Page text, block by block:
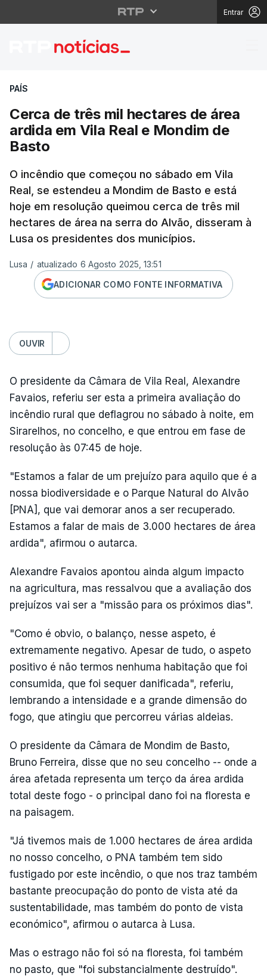
Entrar
Cerca de três mil
PAÍS
Cerca de três mil hectares de área
ardida em Vila Real e Mondim de
Basto
O incêndio que começou no sábado em Vila
Real, se estendeu a Mondim de Basto e está
hoje em resolução queimou cerca de três mil
hectares de área na serra do Alvão, disseram à
Lusa os presidentes dos municípios.
Lusa / atualizado 6 Agosto 2025, 13:51
ADICIONAR COMO FONTE INFORMATIVA
OUVIR
O presidente da Câmara de Vila Real, Alexandre
Favaios, referiu ser esta a primeira avaliação do
incêndio rural que deflagrou no sábado à noite, em
Sirarelhos, no concelho, e que entrou em fase de
resolução às 07:45 de hoje.
"Estamos a falar de um prejuízo para aquilo que é a
nossa biodiversidade e o Parque Natural do Alvão
[PNA], que vai demorar anos a ser recuperado.
Estamos a falar de mais de 3.000 hectares de área
ardida", afirmou o autarca.
Alexandre Favaios apontou ainda algum impacto
na agricultura, mas ressalvou que a avaliação dos
prejuízos vai ser a "missão para os próximos dias".
"Como é obvio, o balanço, nesse aspeto, é
extremamente negativo. Apesar de tudo, o aspeto
positivo é não termos nenhuma habitação que foi
consumida, que foi sequer danificada", referiu,
lembrando a intensidade e a grande dimensão do
fogo, que atingiu que percorreu várias aldeias.
O presidente da Câmara de Mondim de Basto,
Bruno Ferreira, disse que no seu concelho -- onde a
área afetada representa um terço da área ardida
total deste fogo - o principal dano foi na floresta e
na paisagem.
"Já tivemos mais de 1.000 hectares de área ardida
no nosso concelho, o PNA também tem sido
fustigado por este incêndio, o que nos traz também
bastante preocupação do ponto de vista até da
sustentabilidade, mas também do ponto de vista
económico", afirmou o autarca à Lusa.
Mas o estrago não foi só na floresta, foi também
no pasto, que "foi substancialmente destruído".